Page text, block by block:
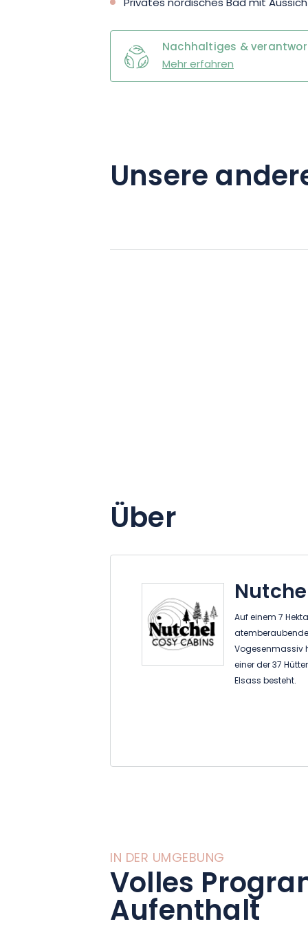
Name schon sagt, finden Sie dort ein
vollkommen entspannen können.
Privates nordisches Bad mit
Nachhaltiges &
Mehr erfahren
Unsere
Über
Auf einem 7
Vogesenmassiv
einer der 37
Elsass besteht.
Es wird alles
gemütliche und
kleine Abenteuer
und Radwege in
der kreativen
IN DER UMGEBUNG
Volles
Aufenthalt